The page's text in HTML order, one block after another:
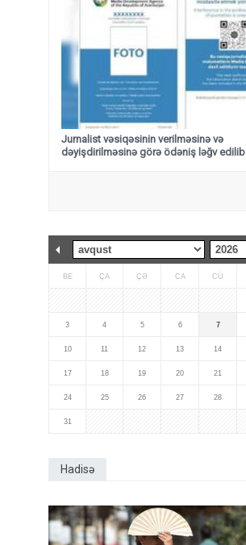
Jurnalist vəsiqəsinin verilməsinə və
dəyişdirilməsinə görə ödəniş ləğv edilib
BE ÇA ÇƏ CA CÜ
3 4 5 6 7
10 11 12 13 14
17 18 19 20 21
24 25 26 27 28
31
Hadisə